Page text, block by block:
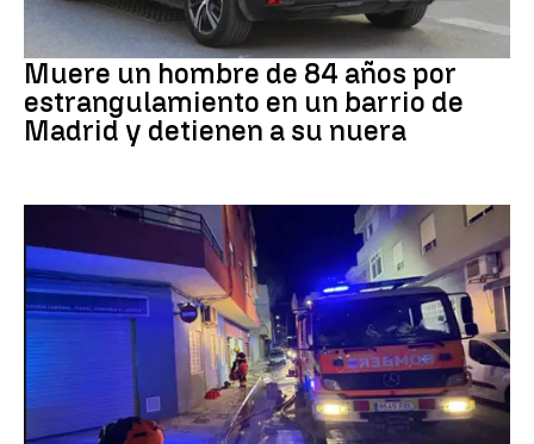
Muere un hombre de 84 años por
estrangulamiento en un barrio de
Madrid y detienen a su nuera